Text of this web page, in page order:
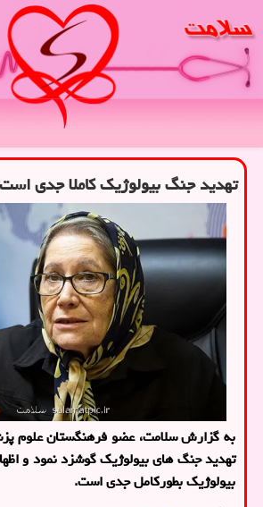
تهدید جنگ بیولوژیک کاملا جدی است
به گزارش سلامت، عضو فرهنگستان علوم
تهدید جنگ های بیولوژیک گوشزد نمود و
بیولوژیک بطورکامل جدی است.